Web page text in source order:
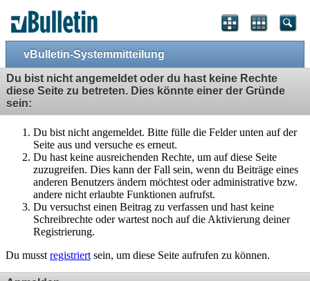
vBulletin-Systemmitteilung
Du bist nicht angemeldet oder du hast keine Rechte
diese Seite zu betreten. Dies könnte einer der Gründe
sein:
Du bist nicht angemeldet. Bitte fülle die Felder unten auf der
Seite aus und versuche es erneut.
Du hast keine ausreichenden Rechte, um auf diese Seite
zuzugreifen. Dies kann der Fall sein, wenn du Beiträge eines
anderen Benutzers ändern möchtest oder administrative bzw.
andere nicht erlaubte Funktionen aufrufst.
Du versuchst einen Beitrag zu verfassen und hast keine
Schreibrechte oder wartest noch auf die Aktivierung deiner
Registrierung.
Du musst registriert sein, um diese Seite aufrufen zu können.